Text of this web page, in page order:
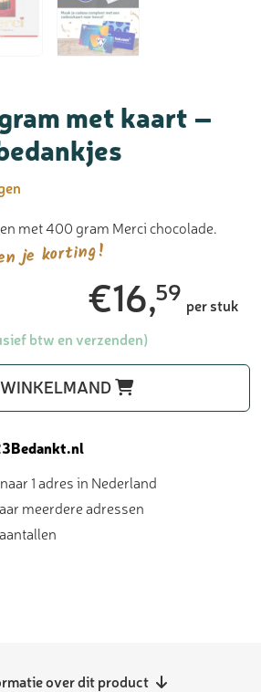
met kaart –
met 400 gram Merci chocolade.
je korting!
€16,59 per stuk
btw en verzenden)
naar 1 adres in Nederland
meerdere adressen
over dit product